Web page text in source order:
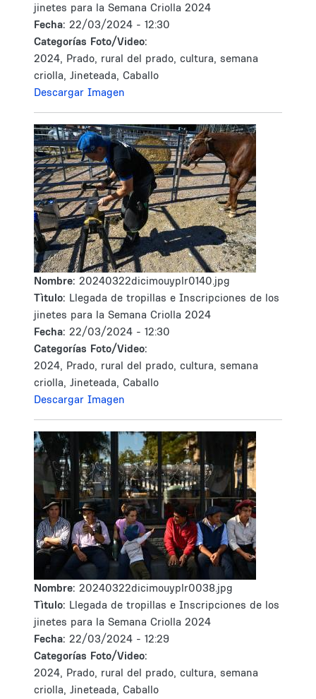
jinetes para la Semana Criolla 2024
Fecha: 22/03/2024 - 12:30
Categorías Foto/Video:
2024, Prado, rural del prado, cultura, semana
criolla, Jineteada, Caballo
Descargar Imagen
Nombre: 20240322dicimouyplr0140.jpg
Tìtulo: Llegada de tropillas e Inscripciones de los
jinetes para la Semana Criolla 2024
Fecha: 22/03/2024 - 12:30
Categorías Foto/Video:
2024, Prado, rural del prado, cultura, semana
criolla, Jineteada, Caballo
Descargar Imagen
Nombre: 20240322dicimouyplr0038.jpg
Tìtulo: Llegada de tropillas e Inscripciones de los
jinetes para la Semana Criolla 2024
Fecha: 22/03/2024 - 12:29
Categorías Foto/Video:
2024, Prado, rural del prado, cultura, semana
criolla, Jineteada, Caballo